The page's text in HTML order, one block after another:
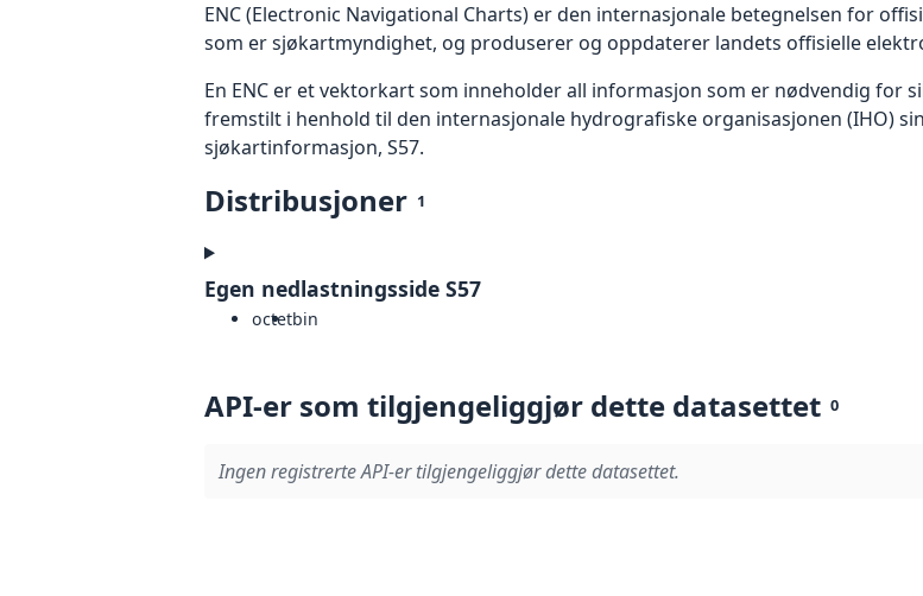
ENC (Electronic Navigational Charts) er den internasjonale betegnelsen for
som er sjøkartmyndighet, og produserer og oppdaterer landets offisielle
En ENC er et vektorkart som inneholder all informasjon som er nødvendig for
fremstilt i henhold til den internasjonale hydrografiske organisasjonen (IHO)
sjøkartinformasjon, S57.
Distribusjoner 1
Egen nedlastningsside S57
octetbin
API-er som tilgjengeliggjør dette datasettet 0
Ingen registrerte API-er tilgjengeliggjør dette datasettet.